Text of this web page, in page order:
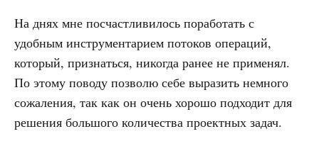
На днях мне посчастливилось поработать с
удобным инструментарием потоков операций,
который, признаться, никогда ранее не применял.
По этому поводу позволю себе выразить немного
сожаления, так как он очень хорошо подходит для
решения большого количества проектных задач.